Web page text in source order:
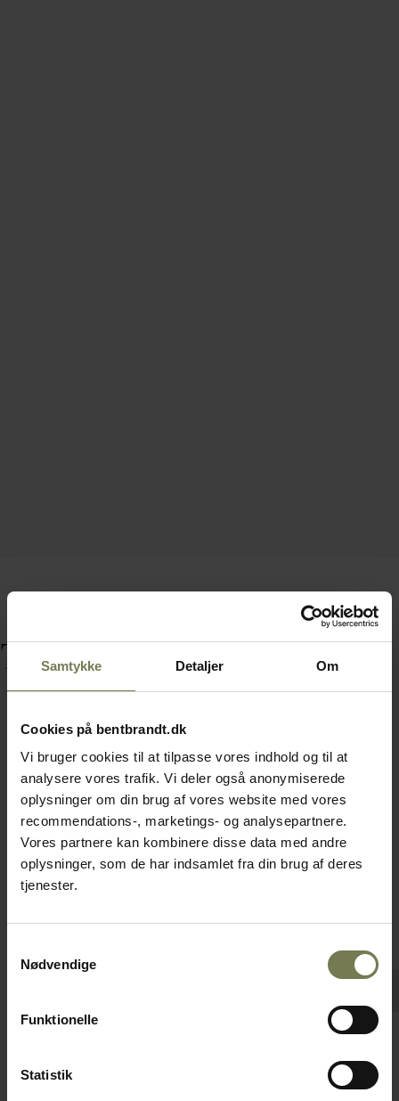
Samtykke Detaljer Om
Cookies på bentbrandt.dk
Vi bruger cookies til at tilpasse vores indhold og til at
analysere vores trafik. Vi deler også anonymiserede
oplysninger om din brug af vores website med vores
recommendations-, marketings- og analysepartnere.
Vores partnere kan kombinere disse data med andre
oplysninger, som de har indsamlet fra din brug af deres
tjenester.
Nødvendige
Funktionelle
Statistik
Tilbehør
Varenr: 50077901